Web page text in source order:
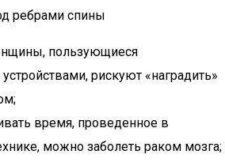
ребрами спины
пользующиеся
рискуют «наградить»
время, проведенное в
можно заболеть раком мозга;